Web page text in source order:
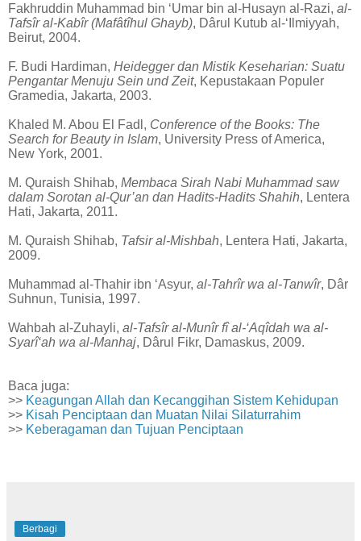
Fakhruddin Muhammad bin ‘Umar bin al-Husayn al-Razi, al-
Tafsîr al-Kabîr (Mafâtîhul Ghayb), Dârul Kutub al-‘Ilmiyyah,
Beirut, 2004.
F. Budi Hardiman, Heidegger dan Mistik Keseharian: Suatu
Pengantar Menuju Sein und Zeit, Kepustakaan Populer
Gramedia, Jakarta, 2003.
Khaled M. Abou El Fadl, Conference of the Books: The
Search for Beauty in Islam, University Press of America,
New York, 2001.
M. Quraish Shihab, Membaca Sirah Nabi Muhammad saw
dalam Sorotan al-Qur’an dan Hadits-Hadits Shahih, Lentera
Hati, Jakarta, 2011.
M. Quraish Shihab, Tafsir al-Mishbah, Lentera Hati, Jakarta,
2009.
Muhammad al-Thahir ibn ‘Asyur, al-Tahrîr wa al-Tanwîr, Dâr
Suhnun, Tunisia, 1997.
Wahbah al-Zuhayli, al-Tafsîr al-Munîr fî al-‘Aqîdah wa al-
Syarî‘ah wa al-Manhaj, Dârul Fikr, Damaskus, 2009.
Baca juga:
>> Keagungan Allah dan Kecanggihan Sistem Kehidupan
>> Kisah Penciptaan dan Muatan Nilai Silaturrahim
>> Keberagaman dan Tujuan Penciptaan
Berbagi